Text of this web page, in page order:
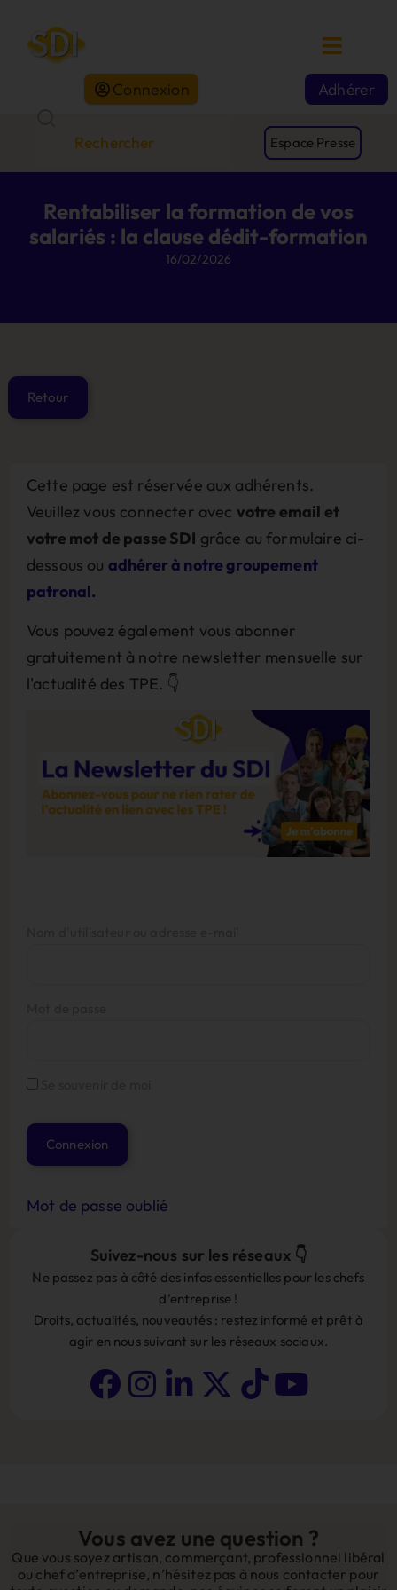
Connexion Adhérer
Espace Presse
Rentabiliser la formation de vos
salariés : la clause dédit-formation
16/02/2026
Cette page est réservée aux adhérents.
Veuillez vous connecter avec votre email et
votre mot de passe SDI grâce au formulaire ci-
dessous ou adhérer à notre groupement
patronal.
Vous pouvez également vous abonner
gratuitement à notre newsletter mensuelle sur
l'actualité des TPE. 👇
Mot de passe oublié
Suivez-nous sur les réseaux 👇
Ne passez pas à côté des infos essentielles pour les chefs
d’entreprise !
Droits, actualités, nouveautés : restez informé et prêt à
agir en nous suivant sur les réseaux sociaux.
Vous avez une question ?
Que vous soyez artisan, commerçant, professionnel libéral
ou chef d’entreprise, n’hésitez pas à nous contacter pour